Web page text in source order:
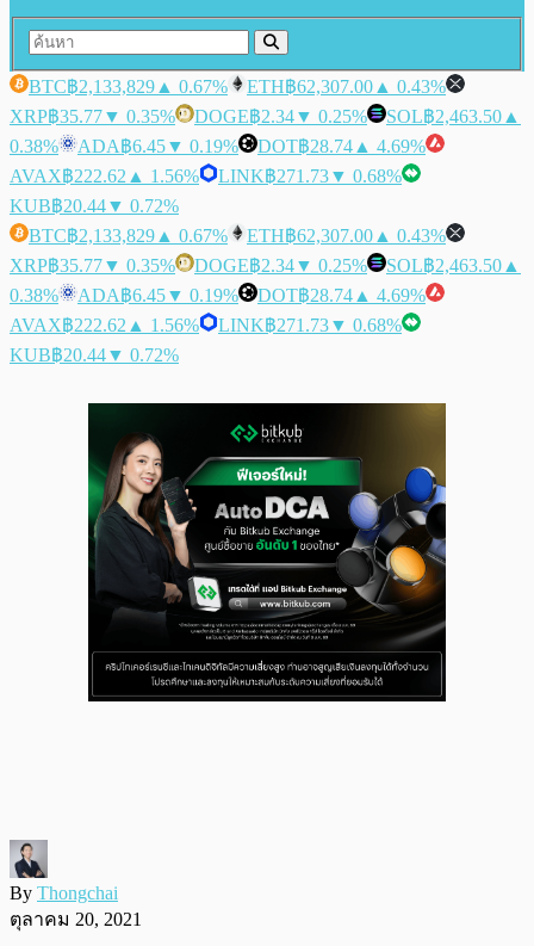
BTC฿2,133,829 ▲ 0.67% ETH฿62,307.00 ▲ 0.43%
XRP฿35.77▼ 0.35% DOGE฿2.34▼ 0.25% SOL฿2,463.50 ▲
0.38%
ADA฿6.45▼ 0.19% DOT฿28.74 ▲ 4.69%
AVAX฿222.62 ▲ 1.56% LINK฿271.73▼ 0.68%
KUB฿20.44▼ 0.72%
BTC฿2,133,829 ▲ 0.67% ETH฿62,307.00 ▲ 0.43%
XRP฿35.77▼ 0.35% DOGE฿2.34▼ 0.25% SOL฿2,463.50 ▲
0.38%
ADA฿6.45▼ 0.19% DOT฿28.74 ▲ 4.69%
AVAX฿222.62 ▲ 1.56% LINK฿271.73▼ 0.68%
KUB฿20.44▼ 0.72%
By Thongchai
ตุลาคม 20, 2021